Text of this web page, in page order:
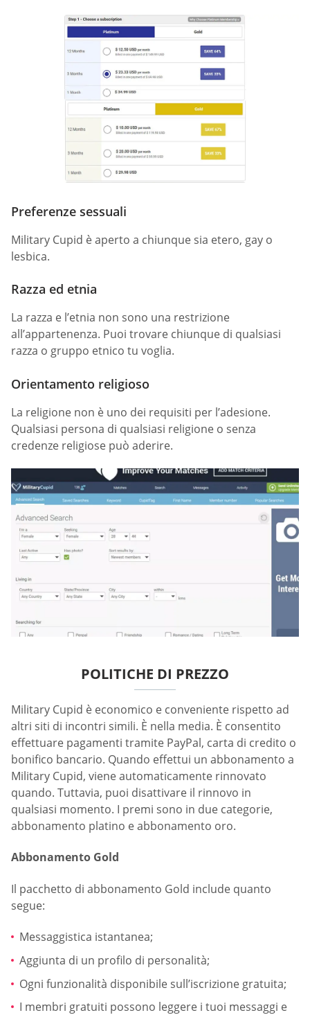
Preferenze sessuali
Military Cupid è aperto a chiunque sia etero, gay o
lesbica.
Razza ed etnia
La razza e l’etnia non sono una restrizione
all’appartenenza. Puoi trovare chiunque di qualsiasi
razza o gruppo etnico tu voglia.
Orientamento religioso
La religione non è uno dei requisiti per l’adesione.
Qualsiasi persona di qualsiasi religione o senza
credenze religiose può aderire.
POLITICHE DI PREZZO
Military Cupid è economico e conveniente rispetto ad
altri siti di incontri simili. È nella media. È consentito
effettuare pagamenti tramite PayPal, carta di credito o
bonifico bancario. Quando effettui un abbonamento a
Military Cupid, viene automaticamente rinnovato
quando. Tuttavia, puoi disattivare il rinnovo in
qualsiasi momento. I premi sono in due categorie,
abbonamento platino e abbonamento oro.
Abbonamento Gold
Il pacchetto di abbonamento Gold include quanto
segue:
Messaggistica istantanea;
Aggiunta di un profilo di personalità;
Ogni funzionalità disponibile sull’iscrizione gratuita;
I membri gratuiti possono leggere i tuoi messaggi e